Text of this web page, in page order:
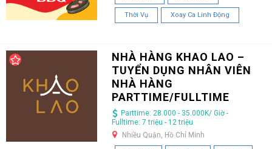
Thời Vụ Xoay Ca Linh Động
NHÀ HÀNG KHAO LAO –
TUYỂN DỤNG NHÂN VIÊN
NHÀ HÀNG
PARTTIME/FULLTIME
Parttime: 28.000 - 35.000K/ Giờ -
Fulltime: 7 triệu - 12 triệu
Nhiều Quận, Hồ Chí Minh